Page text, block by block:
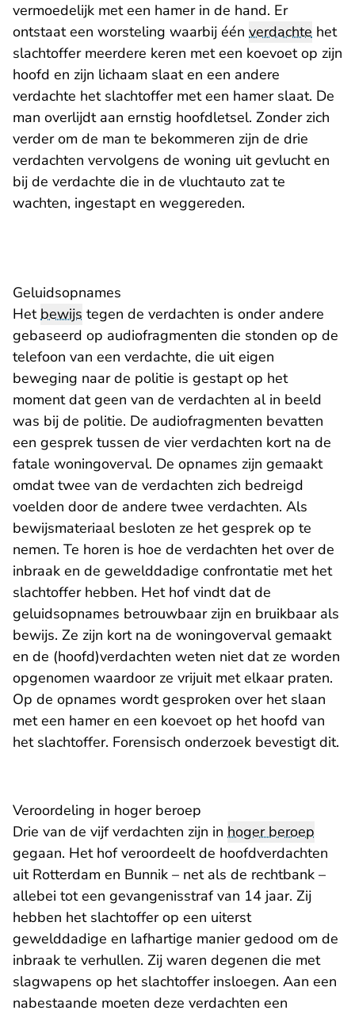
vermoedelijk met een hamer in de hand. Er
ontstaat een worsteling waarbij één verdachte het
slachtoffer meerdere keren met een koevoet op zijn
hoofd en zijn lichaam slaat en een andere
verdachte het slachtoffer met een hamer slaat. De
man overlijdt aan ernstig hoofdletsel. Zonder zich
verder om de man te bekommeren zijn de drie
verdachten vervolgens de woning uit gevlucht en
bij de verdachte die in de vluchtauto zat te
wachten, ingestapt en weggereden.
Geluidsopnames
Hetbewijs tegen de verdachten is onder andere
gebaseerd op audiofragmenten die stonden op de
telefoon van een verdachte, die uit eigen
beweging naar de politie is gestapt op het
moment dat geen van de verdachten al in beeld
was bij de politie. De audiofragmenten bevatten
een gesprek tussen de vier verdachten kort na de
fatale woningoverval. De opnames zijn gemaakt
omdat twee van de verdachten zich bedreigd
voelden door de andere twee verdachten. Als
bewijsmateriaal besloten ze het gesprek op te
nemen. Te horen is hoe de verdachten het over de
inbraak en de gewelddadige confrontatie met het
slachtoffer hebben. Het hof vindt dat de
geluidsopnames betrouwbaar zijn en bruikbaar als
bewijs. Ze zijn kort na de woningoverval gemaakt
en de (hoofd)verdachten weten niet dat ze worden
opgenomen waardoor ze vrijuit met elkaar praten.
Op de opnames wordt gesproken over het slaan
met een hamer en een koevoet op het hoofd van
het slachtoffer. Forensisch onderzoek bevestigt dit.
Veroordeling in hoger beroep
Drie van de vijf verdachten zijn in hoger beroep
gegaan. Het hof veroordeelt de hoofdverdachten
uit Rotterdam en Bunnik – net als de rechtbank –
allebei tot een gevangenisstraf van 14 jaar. Zij
hebben het slachtoffer op een uiterst
gewelddadige en lafhartige manier gedood om de
inbraak te verhullen. Zij waren degenen die met
slagwapens op het slachtoffer insloegen. Aan een
nabestaande moeten deze verdachten een